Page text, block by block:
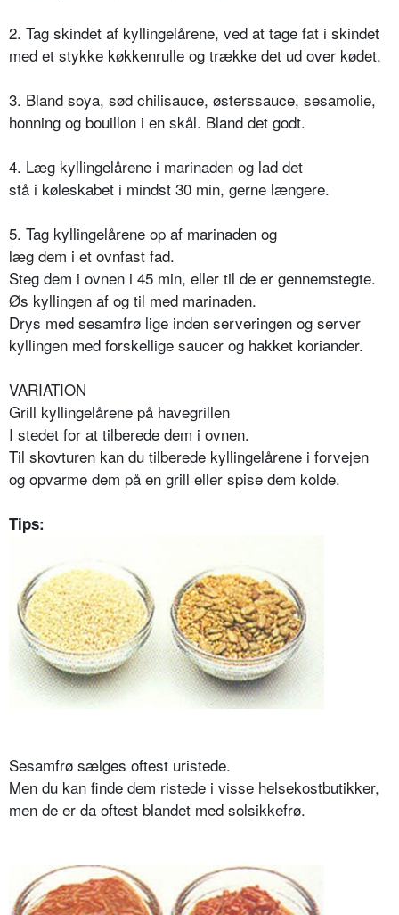
2. Tag skindet af kyllingelårene, ved at tage fat i skindet
med et stykke køkkenrulle og trække det ud over kødet.
3. Bland soya, sød chilisauce, østerssauce, sesamolie,
honning og bouillon i en skål. Bland det godt.
4. Læg kyllingelårene i marinaden og lad det
stå i køleskabet i mindst 30 min, gerne længere.
5. Tag kyllingelårene op af marinaden og
læg dem i et ovnfast fad.
Steg dem i ovnen i 45 min, eller til de er gennemstegte.
Øs kyllingen af og til med marinaden.
Drys med sesamfrø lige inden serveringen og server
kyllingen med forskellige saucer og hakket koriander.
VARIATION
Grill kyllingelårene på havegrillen
I stedet for at tilberede dem i ovnen.
Til skovturen kan du tilberede kyllingelårene i forvejen
og opvarme dem på en grill eller spise dem kolde.
Tips:
Sesamfrø sælges oftest uristede.
Men du kan finde dem ristede i visse helsekostbutikker,
men de er da oftest blandet med solsikkefrø.